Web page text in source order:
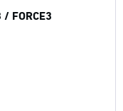
FORCE3